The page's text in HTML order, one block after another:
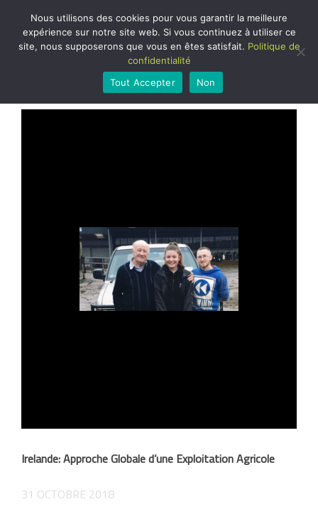
STAGES À
L'ÉTRANGER
Irelande: Approche Globale d’une Exploitation Agricole
31 OCTOBRE 2018
Nous utilisons des cookies pour vous garantir la meilleure
expérience sur notre site web. Si vous continuez à utiliser ce
site, nous supposerons que vous en êtes satisfait. Politique de
confidentialité
Tout Accepter
Non